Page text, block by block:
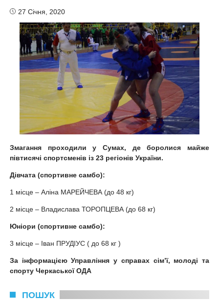
27 Січня, 2020
Змагання проходили у Сумах, де боролися майже
півтисячі спортсменів із 23 регіонів України.
Дівчата (спортивне самбо):
1 місце – Аліна МАРЕЙЧЕВА (до 48 кг)
2 місце – Владислава ТОРОПЦЕВА (до 68 кг)
Юніори (спортивне самбо):
3 місце – Іван ПРУДІУС ( до 68 кг )
За інформацією Управління у справах сім’ї, молоді та
спорту Черкаської ОДА
ПОШУК